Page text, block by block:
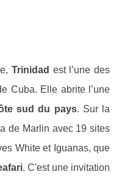
Trinidad est l’une des
Cuba. Elle abrite l’une
sud du pays. Sur la
de Marlin avec 19 sites
White et Iguanas, que
. C'est une invitation